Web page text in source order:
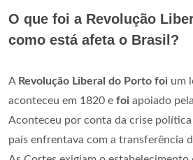
O que foi a Revolução
como está afeta o Brasil?
A Revolução Liberal do Porto foi um
aconteceu em 1820 e foi apoiado
Aconteceu por conta da crise
país enfrentava com a transferência